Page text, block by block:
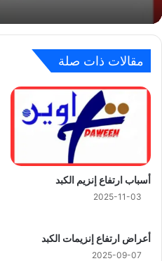
مقالات ذات صلة
أسباب ارتفاع إنزيم الكبد
2025-11-03
أعراض ارتفاع إنزيمات الكبد
2025-09-07